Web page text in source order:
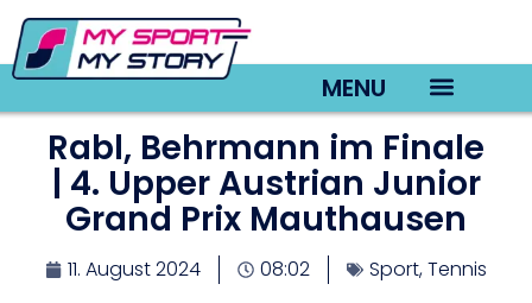
MENU
Rabl, Behrmann im Finale
| 4. Upper Austrian Junior
Grand Prix Mauthausen
11. August 2024 08:02 Sport,Tennis